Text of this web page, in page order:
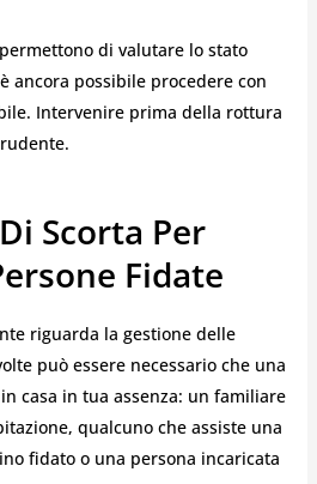
di valutare lo stato
ancora possibile procedere con
Intervenire prima della rottura
Scorta Per
Fidate
riguarda la gestione delle
può essere necessario che una
casa in tua assenza: un familiare
qualcuno che assiste una
fidato o una persona incaricata